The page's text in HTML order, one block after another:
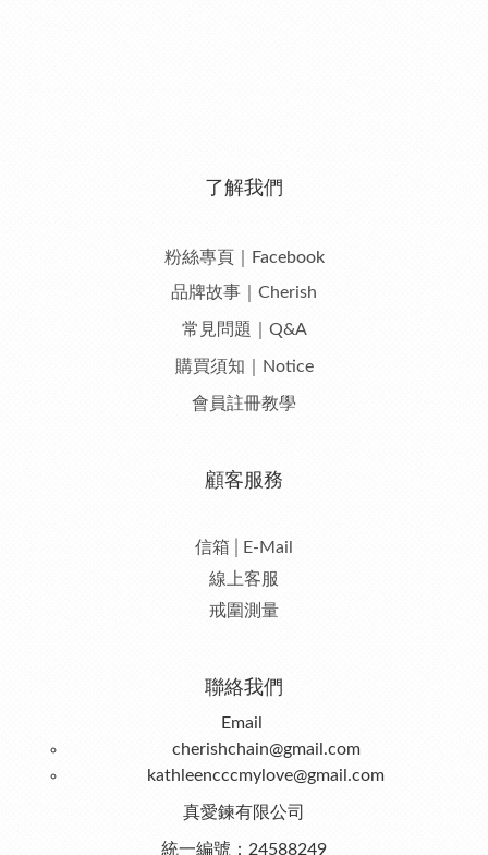
了解我們
粉絲專頁｜Facebook
品牌故事｜Cherish
常見問題｜Q&A
購買須知｜Notice
會員註冊教學
顧客服務
信箱│E-Mail
線上客服
戒圍測量
聯絡我們
Email
cherishchain@gmail.com
kathleencccmylove@gmail.com
真愛鍊有限公司
統一編號：24588249